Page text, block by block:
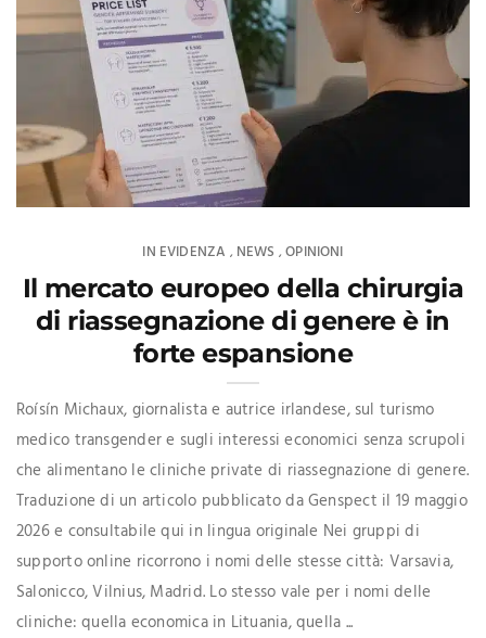
IN EVIDENZA , NEWS ,OPINIONI
Il mercato europeo della chirurgia
di riassegnazione di genere è in
forte espansione
Roísín Michaux, giornalista e autrice irlandese, sul turismo
medico transgender e sugli interessi economici senza scrupoli
che alimentano le cliniche private di riassegnazione di genere.
Traduzione di un articolo pubblicato da Genspect il 19 maggio
2026 e consultabile qui in lingua originale Nei gruppi di
supporto online ricorrono i nomi delle stesse città: Varsavia,
Salonicco, Vilnius, Madrid. Lo stesso vale per i nomi delle
cliniche: quella economica in Lituania, quella ...